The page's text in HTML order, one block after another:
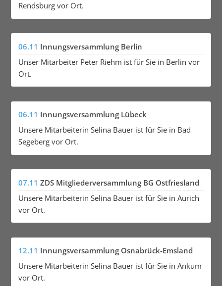
Rendsburg vor Ort.
06.11 Innungsversammlung Berlin
Unser Mitarbeiter Peter Riehm ist für Sie in Berlin vor
Ort.
06.11 Innungsversammlung Lübeck
Unsere Mitarbeiterin Selina Bauer ist für Sie in Bad
Segeberg vor Ort.
07.11 ZDS Mitgliederversammlung BG Ostfriesland
Unsere Mitarbeiterin Selina Bauer ist für Sie in Aurich
vor Ort.
12.11 Innungsversammlung Osnabrück-Emsland
Unsere Mitarbeiterin Selina Bauer ist für Sie in Ankum
vor Ort.